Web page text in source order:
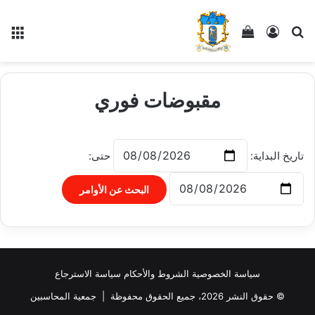
بحث عنتسجيل الدخول
إستعراض سلة التسوق
مقبوضات فوري
تاريخ البداية: حتى:
البحث عن الأوامر
سياسة الخصوصية الشروط والأحكام سياسة الاسترجاع
© حقوق النشر 2026، جميع الحقوق محفوظة |
جمعية المحاسبين